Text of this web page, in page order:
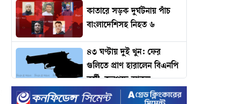
কাতারে সড়ক দুর্ঘটনায় পাঁচ
বাংলাদেশিসহ নিহত ৬
৪৩ ঘণ্টায় দুই খুন: ফের
গুলিতে প্রাণ হারালেন বিএনপি
কর্মী, জনপদে আতঙ্ক